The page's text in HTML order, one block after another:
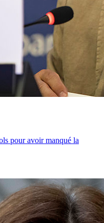
pour avoir manqué la